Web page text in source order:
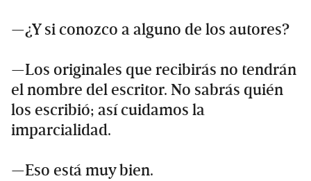
—¿Y si conozco a alguno de los autores?
—Los originales que recibirás no tendrán
el nombre del escritor. No sabrás quién
los escribió; así cuidamos la
imparcialidad.
—Eso está muy bien.